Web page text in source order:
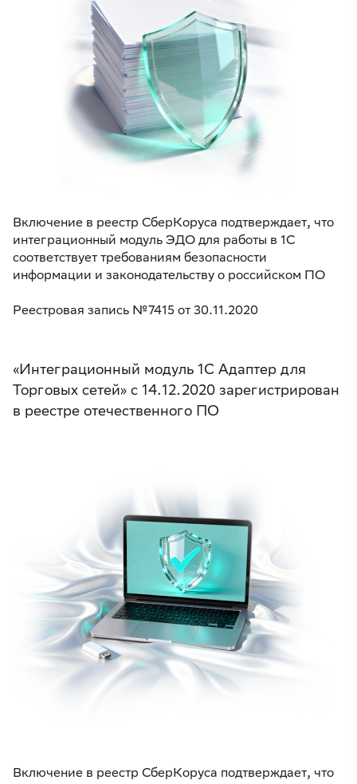
Включение в реестр СберКоруса подтверждает, что
интеграционный модуль ЭДО для работы в 1С
соответствует требованиям безопасности
информации и законодательству о российском ПО
Реестровая запись №7415 от 30.11.2020
«Интеграционный модуль 1С Адаптер для
Торговых сетей» с 14.12.2020 зарегистрирован
в реестре отечественного ПО
Включение в реестр СберКоруса подтверждает, что